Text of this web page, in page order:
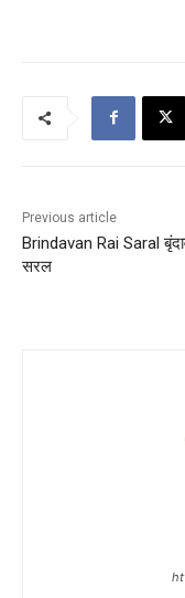
Previous article
Brindavan Rai Saral
सरल